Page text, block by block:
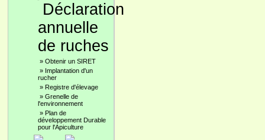
Déclaration
annuelle
de ruches
» Obtenir un SIRET
» Implantation d'un
rucher
» Registre d'élevage
» Grenelle de
l'environnement
» Plan de
développement Durable
pour l'Apiculture